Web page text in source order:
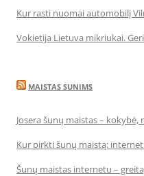
Kur rasti nuomai automobilį
Vokietija Lietuva mikriukai.
MAISTAS SUNIMS
Josera šunų maistas –
Kur pirkti šunų maistą:
Šunų maistas internetu –